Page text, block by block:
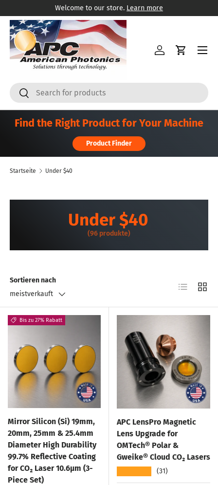
Direkt zum Inhalt
Welcome to our store. Learn more
SuchenSuchen
Einloggen
Menü
Find the Right Product for Your Machine
Product Finder
Startseite Under $40
Under $40
(96 produkte)
Sortieren nach
meistverkauft
Bis zu 27% Rabatt
Mirror Silicon (Si) 19mm,
20mm, 25mm & 25.4mm
Diameter High Durability
99.7% Reflective Coating
for CO₂ Laser 10.6µm (3-
Piece Set)
APC LensPro Magnetic
Lens Upgrade for
OMTech® Polar &
Gweike® Cloud CO₂ Lasers
(31)